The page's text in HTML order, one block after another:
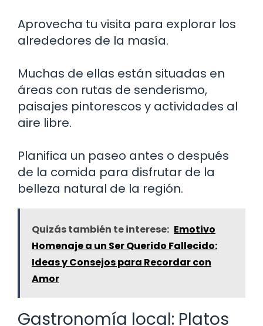
Aprovecha tu visita para explorar los
alrededores de la masía.
Muchas de ellas están situadas en
áreas con rutas de senderismo,
paisajes pintorescos y actividades al
aire libre.
Planifica un paseo antes o después
de la comida para disfrutar de la
belleza natural de la región.
Quizás también te interese: Emotivo
Homenaje a un Ser Querido Fallecido:
Ideas y Consejos para Recordar con
Amor
Gastronomía local: Platos